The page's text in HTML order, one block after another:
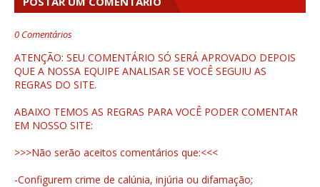
0 Comentários
ATENÇÃO: SEU COMENTÁRIO SÓ SERÁ APROVADO DEPOIS
QUE A NOSSA EQUIPE ANALISAR SE VOCÊ SEGUIU AS
REGRAS DO SITE.
ABAIXO TEMOS AS REGRAS PARA VOCÊ PODER COMENTAR
EM NOSSO SITE:
>>>Não serão aceitos comentários que:<<<
-Configurem crime de calúnia, injúria ou difamação;